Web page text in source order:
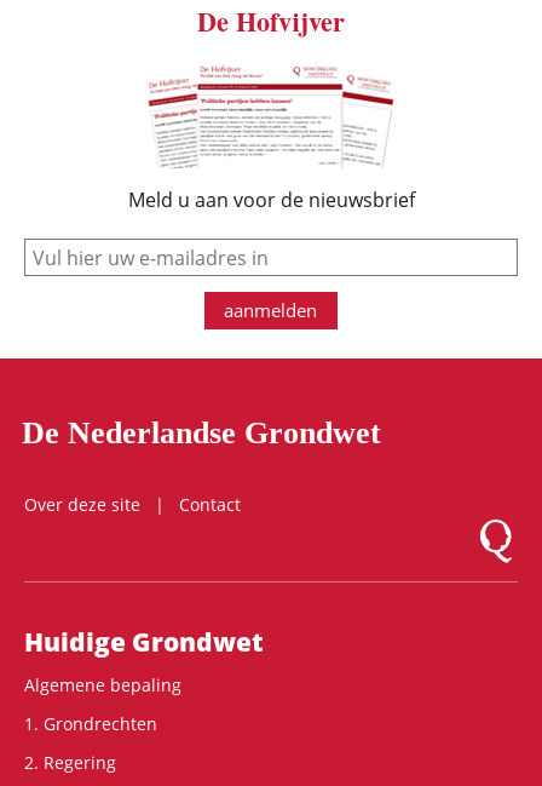
De Hofvijver
Meld u aan voor de nieuwsbrief
e-mail
aanmelden
De Nederlandse Grondwet
Over deze site
Contact
Logo
Hoofdnavigatie
Huidige Grondwet
Algemene bepaling
1. Grondrechten
2. Regering